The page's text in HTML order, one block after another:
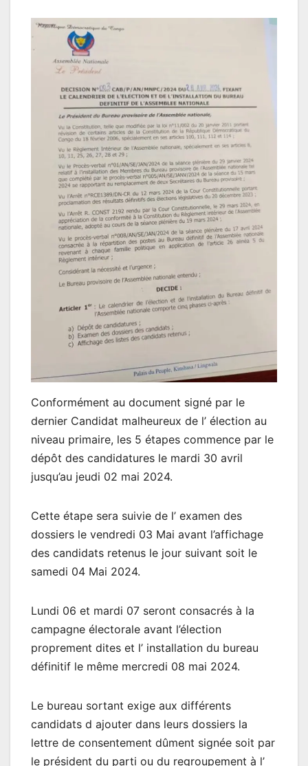
Conformément au document signé par le
dernier Candidat malheureux de l’ élection au
niveau primaire, les 5 étapes commence par le
dépôt des candidatures le mardi 30 avril
jusqu’au jeudi 02 mai 2024.
Cette étape sera suivie de l’ examen des
dossiers le vendredi 03 Mai avant l’affichage
des candidats retenus le jour suivant soit le
samedi 04 Mai 2024.
Lundi 06 et mardi 07 seront consacrés à la
campagne électorale avant l’élection
proprement dites et l’ installation du bureau
définitif le même mercredi 08 mai 2024.
Le bureau sortant exige aux différents
candidats d ajouter dans leurs dossiers la
lettre de consentement dûment signée soit par
le président du parti ou du regroupement à l’